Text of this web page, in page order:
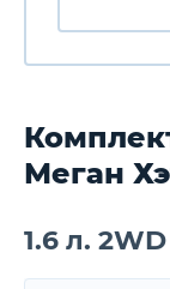
Меган
1.6 л. 2WD